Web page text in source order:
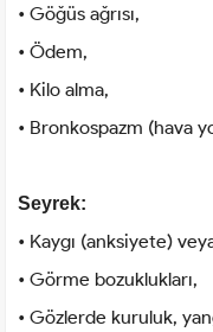
• Göğüs ağrısı,
• Ödem,
• Kilo alma,
• Bronkospazm (hava
Seyrek:
• Kaygı (anksiyete)
• Görme bozuklukları,
• Gözlerde kuruluk,